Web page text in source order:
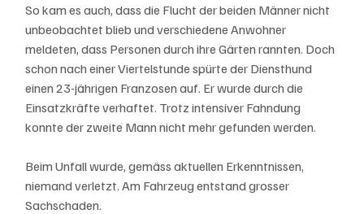
So kam es auch, dass die Flucht der beiden Männer nicht
unbeobachtet blieb und verschiedene Anwohner
meldeten, dass Personen durch ihre Gärten rannten. Doch
schon nach einer Viertelstunde spürte der Diensthund
einen 23-jährigen Franzosen auf. Er wurde durch die
Einsatzkräfte verhaftet. Trotz intensiver Fahndung
konnte der zweite Mann nicht mehr gefunden werden.
Beim Unfall wurde, gemäss aktuellen Erkenntnissen,
niemand verletzt. Am Fahrzeug entstand grosser
Sachschaden.